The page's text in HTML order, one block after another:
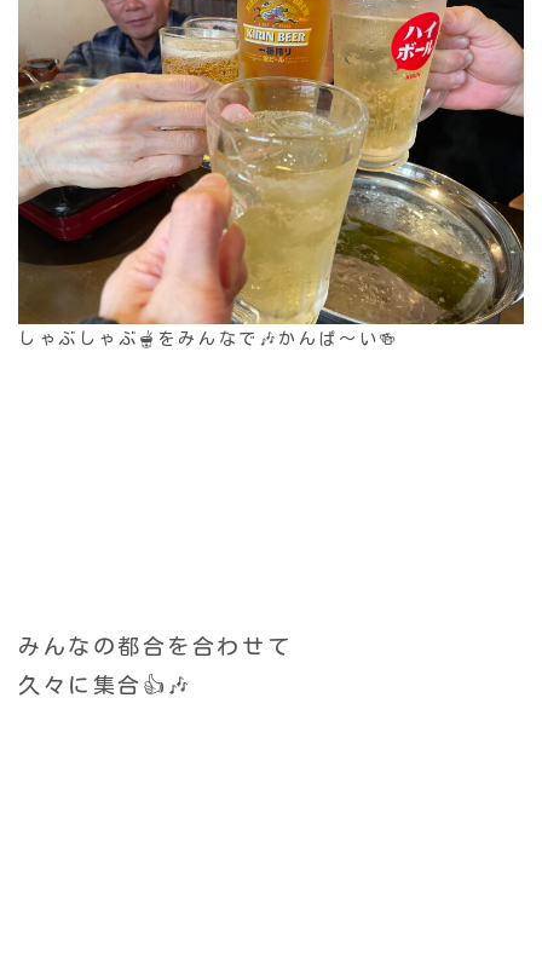
しゃぶしゃぶ🫕をみんなで🎶かんぱ〜い🍻
みんなの都合を合わせて
久々に集合👍🎶